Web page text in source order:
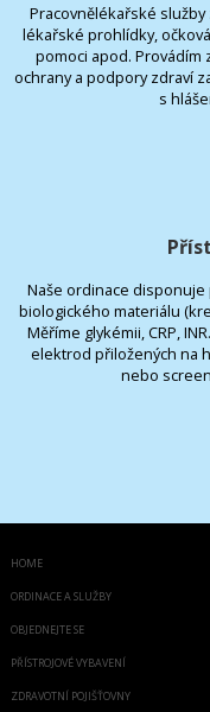
Pracovnělékařské
lékařské prohlídky,
pomoci apod.
ochrany a podpory zdraví
s
Naše ordinace
biologického materiálu
Měříme glykémii, CRP,
elektrod přiložených na
nebo
HOME
ORDINACE A SLUŽBY
OBJEDNEJTE SE
PŘÍSTROJOVÉ VYBAVENÍ
ZDRAVOTNÍ POJIŠŤOVNY